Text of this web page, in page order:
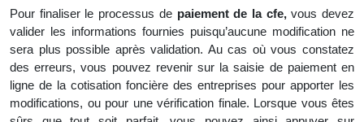
Pour finaliser le processus de paiement de la cfe,vous devez
valider les informations fournies puisqu’aucune modification ne
sera plus possible après validation. Au cas où vous constatez
des erreurs, vous pouvez revenir sur la saisie de paiement en
ligne de la cotisation foncière des entreprises pour apporter les
modifications, ou pour une vérification finale. Lorsque vous êtes